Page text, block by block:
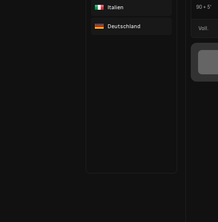
Italien
Deutschland
90 + 5'
Voll.